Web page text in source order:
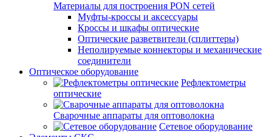
Материалы для построения PON сетей
Муфты-кроссы и аксессуары
Кроссы и шкафы оптические
Оптические разветвители (сплиттеры)
Неполируемые коннекторы и механические
соединители
Оптическое оборудование
Рефлектометры
оптические
Сварочные аппараты для оптоволокна
Сетевое оборудование